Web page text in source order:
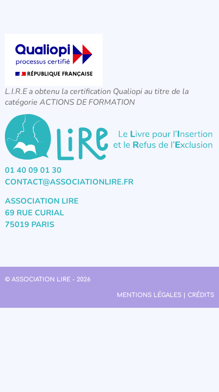
L.I.R.E a obtenu la certification Qualiopi au titre de la
catégorie ACTIONS DE FORMATION
01 40 09 01 30
CONTACT@ASSOCIATIONLIRE.FR
ASSOCIATION LIRE
69 RUE CURIAL
75019 PARIS
© ASSOCIATION LIRE - 2026
MENTIONS LÉGALES | CRÉDITS